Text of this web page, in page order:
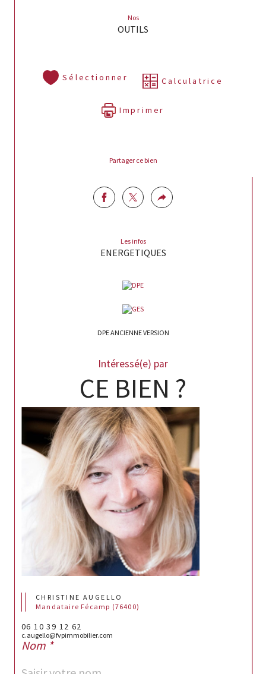
Nos
OUTILS
Sélectionner Calculatrice
Imprimer
Partager ce bien
Les infos
ENERGETIQUES
DPE ANCIENNE VERSION
Intéressé(e) par
CE BIEN ?
CHRISTINE AUGELLO
Mandataire Fécamp (76400)
06 10 39 12 62
c.augello@fvpimmobilier.com
Nom *